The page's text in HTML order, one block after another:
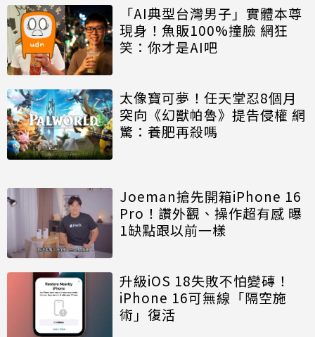
「AI典型台灣男子」實體本尊
現身！魚販100%撞臉 網狂
笑：你才是AI吧
太像寶可夢！任天堂忍8個月
突向《幻獸帕魯》提告侵權 網
驚：養肥再殺嗎
Joeman搶先開箱iPhone 16
Pro！讚外觀、操作超有感 曝
1缺點跟以前一樣
升級iOS 18失敗不怕變磚！
iPhone 16可無線「隔空施
術」復活